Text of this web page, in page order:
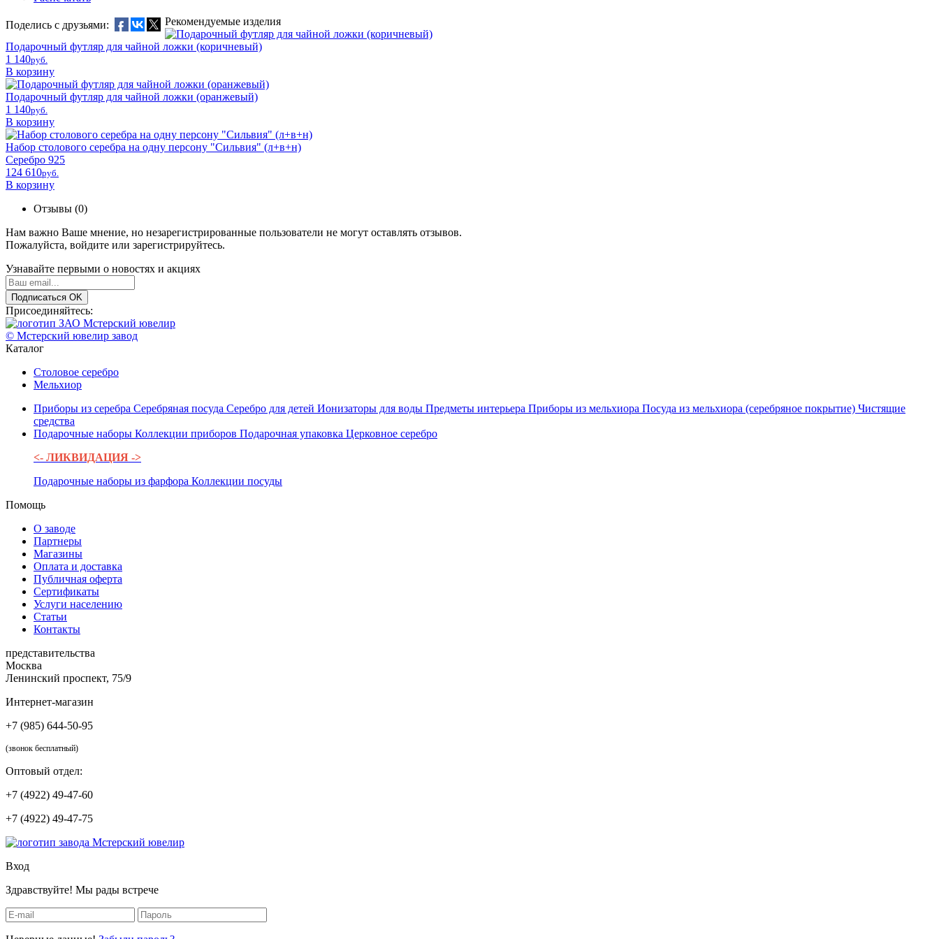
Поделись с друзьями: Рекомендуемые изделия
Подарочный футляр для чайной ложки (коричневый)
1 140pyб.
В корзину
Подарочный футляр для чайной ложки (оранжевый)
1 140pyб.
В корзину
Набор столового серебра на одну персону "Сильвия" (л+в+н)
Серебро 925
124 610pyб.
В корзину
Отзывы (0)
Нам важно Ваше мнение, но незарегистрированные пользователи не могут оставлять отзывов.
Пожалуйста, войдите или зарегистрируйтесь.
Узнавайте первыми о новостях и акциях
Подписаться OK
Присоединяйтесь:
© Мстерский ювелир завод
Каталог
Столовое серебро
Мельхиор
Приборы из серебра Серебряная посуда Серебро для детей Ионизаторы для воды Предметы интерьера Приборы из мельхиора Посуда из мельхиора (серебряное покрытие) Чистящие
средства
Подарочные наборы Коллекции приборов Подарочная упаковка Церковное серебро
<- ЛИКВИДАЦИЯ ->
Подарочные наборы из фарфора Коллекции посуды
Помощь
О заводе
Партнеры
Магазины
Оплата и доставка
Публичная оферта
Сертификаты
Услуги населению
Статьи
Контакты
представительства
Москва
Ленинский проспект, 75/9
Интернет-магазин
+7 (985) 644-50-95
(звонок бесплатный)
Оптовый отдел:
+7 (4922) 49-47-60
+7 (4922) 49-47-75
Вход
Здравствуйте! Мы рады встрече